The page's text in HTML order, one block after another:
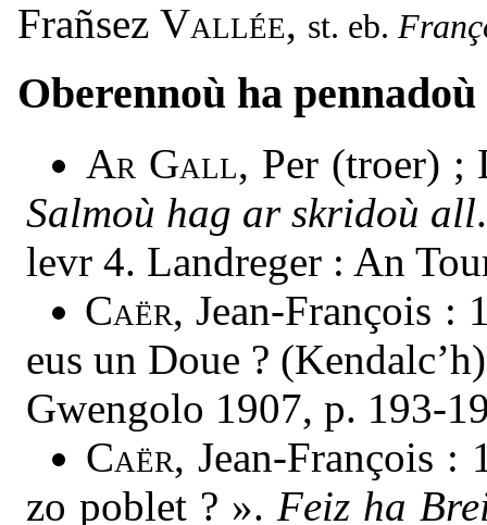
Frañsez Vallée,
Oberennoù ha pennadoù
Ar Gall, Per (troer) ;
Salmoù hag ar skridoù all
levr 4. Landreger : An
Caër, Jean-François :
eus un Doue ?
Gwengolo 1907, p. 193-
Caër, Jean-François :
zo poblet ? ». Feiz ha